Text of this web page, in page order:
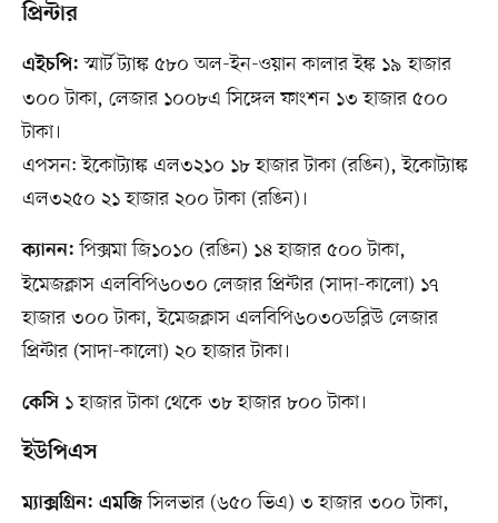
প্রিন্টার
এইচপি: স্মার্ট ট্যাঙ্ক ৫৮০ অল-ইন-ওয়ান কালার ইঙ্ক ১৯ হাজার
৩০০ টাকা, লেজার ১০০৮এ সিঙ্গেল ফাংশন ১৩ হাজার ৫০০
টাকা।
এপসন: ইকোট্যাঙ্ক এল৩২১০ ১৮ হাজার টাকা (রঙিন), ইকোট্যাঙ্ক
এল৩২৫০ ২১ হাজার ২০০ টাকা (রঙিন)।
ক্যানন: পিক্সমা জি১০১০ (রঙিন) ১৪ হাজার ৫০০ টাকা,
ইমেজক্লাস এলবিপি৬০৩০ লেজার প্রিন্টার (সাদা-কালো) ১৭
হাজার ৩০০ টাকা, ইমেজক্লাস এলবিপি৬০৩০ডব্লিউ লেজার
প্রিন্টার (সাদা-কালো) ২০ হাজার টাকা।
কেসি১ হাজার টাকা থেকে ৩৮ হাজার ৮০০ টাকা।
ইউপিএস
ম্যাক্সগ্রিন: এমজিসিলভার (৬৫০ ভিএ) ৩ হাজার ৩০০ টাকা,